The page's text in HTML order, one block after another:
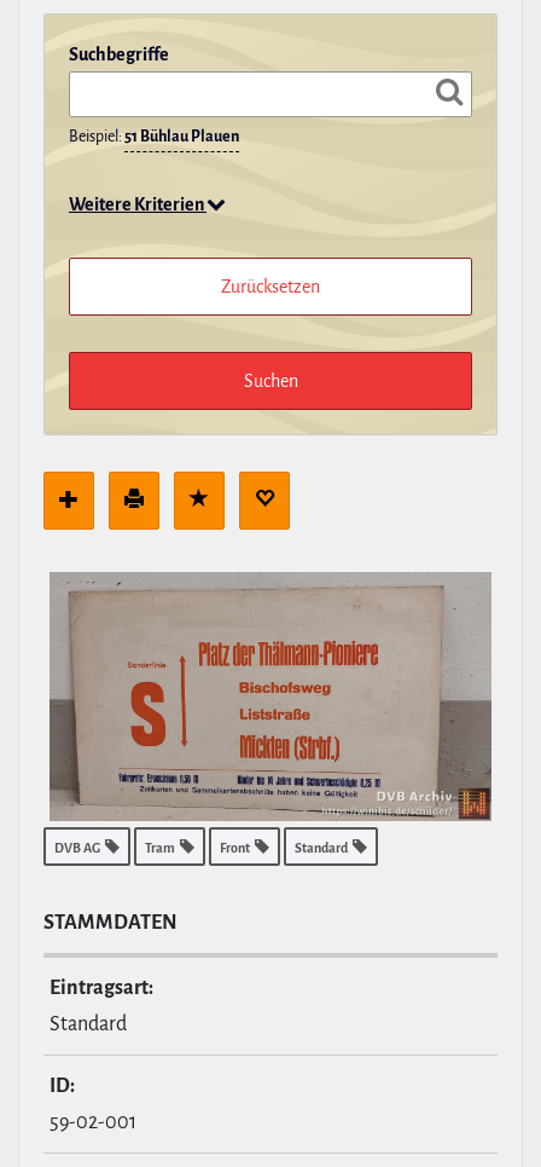
Such­be­griffe
Beispiel: 51 Bühlau Plauen
Weitere Kriterien
DVB AG Tram Front Standard
STAMM­DATEN
Ein­tragsart:
Standard
ID:
59-02-001